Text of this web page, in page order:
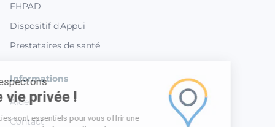
Nous respectons
votre vie privée !
Les cookies sont essentiels pour vous offrir une
EHPAD
Dispositif d'Appui
Prestataires de santé
Informations
Aide
Contact